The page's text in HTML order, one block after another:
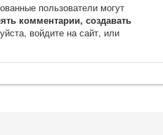
пользователи могут
комментарии, создавать
войдите на сайт, или